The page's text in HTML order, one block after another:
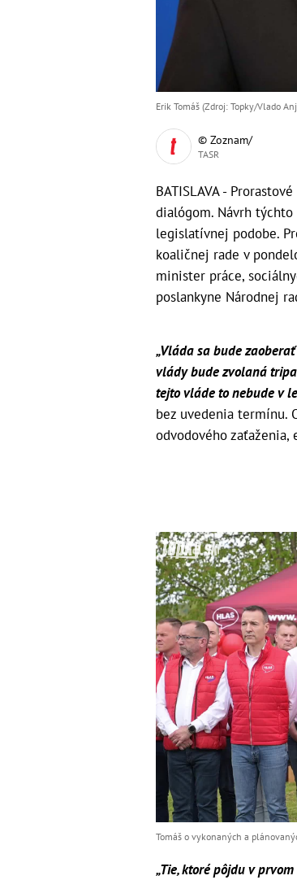
Erik Tomáš (Zdroj: Topky/Vlado
© Zoznam/
TASR
BATISLAVA -
dialógom. Návrh
legislatívnej podobe.
koaličnej rade v
minister práce,
poslankyne Národnej
„Vláda sa bude
vlády bude zvolaná
tejto vláde to nebude v
bez uvedenia termínu.
odvodového
Tomáš o vykonaných a
„Tie, ktoré pôjdu v